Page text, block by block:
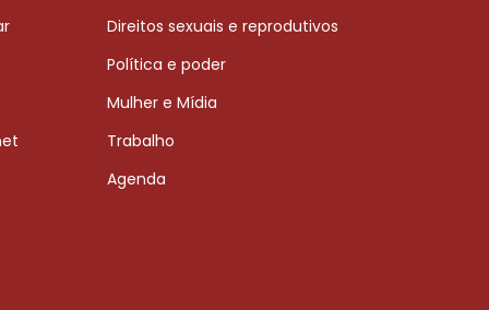
Direitos sexuais e reprodutivos
Política e poder
Mulher e Mídia
Trabalho
Agenda